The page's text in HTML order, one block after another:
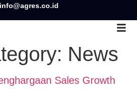
info@agres.co.id
News
Sales Growth